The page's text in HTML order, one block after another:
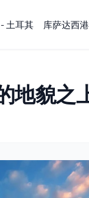
土耳其 库萨达西
地貌之